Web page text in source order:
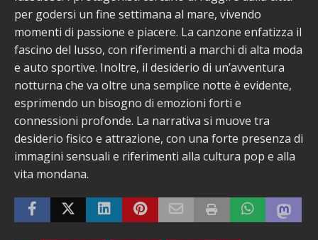
per godersi un fine settimana al mare, vivendo
momenti di passione e piacere. La canzone enfatizza il
fascino del lusso, con riferimenti a marchi di alta moda
e auto sportive. Inoltre, il desiderio di un’avventura
notturna che va oltre una semplice notte è evidente,
esprimendo un bisogno di emozioni forti e
connessioni profonde. La narrativa si muove tra
desiderio fisico e attrazione, con una forte presenza di
immagini sensuali e riferimenti alla cultura pop e alla
vita mondana.